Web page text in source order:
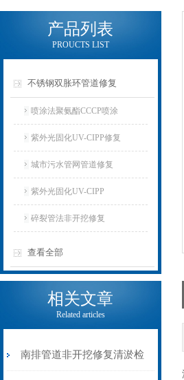
产品列表
PROUCTS LIST
不锈钢双胀环管道修复
喷涂法聚氨酯CCCP喷涂
紫外光固化UV-CIPP修复
城市污水管网管道修复
紫外光固化UV-CIPP
碎裂管法非开挖修复
查看全部
相关文章
Related articles
南排管道非开挖修复清淤检